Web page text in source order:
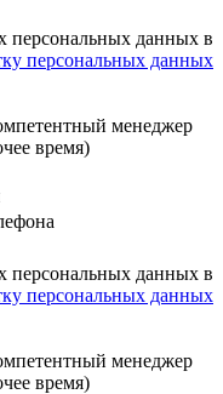
персональных данных в
персональных данных
менеджер
время)
персональных данных в
персональных данных
менеджер
время)